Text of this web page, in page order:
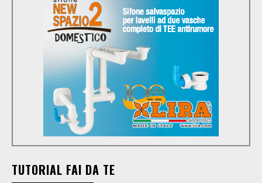
TUTORIAL FAI DA TE